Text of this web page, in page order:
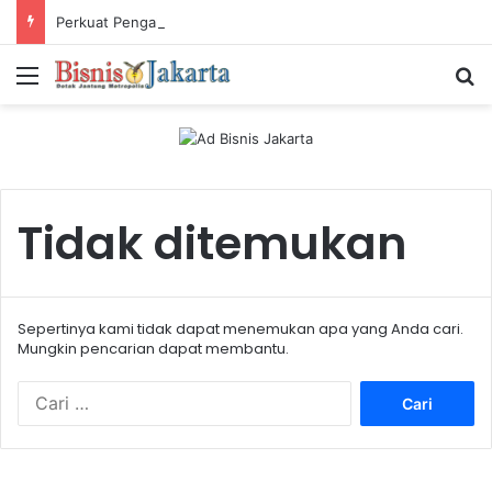
Menu
Tidak ditemukan
Sepertinya kami tidak dapat menemukan apa yang Anda cari.
Mungkin pencarian dapat membantu.